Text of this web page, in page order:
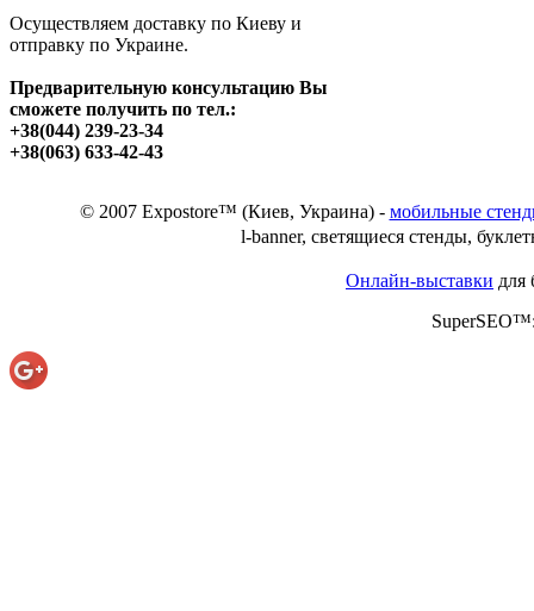
Светильник для
выставочных стендов
OCTANORM
Позвоните, чтобы
Осуществляем доставку по Киеву и
отправку по Украине.
Предварительную консультацию Вы
сможете получить по тел.:
+38(044) 239-23-34
+38(063) 633-42-43
© 2007 Expostore™ (Киев, Украина) - мобильные
l-banner, светящиеся стенды,
Онлайн-выставки для